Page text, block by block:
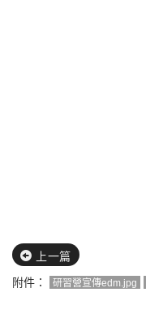
上一篇
附件：
研習營宣傳edm.jpg